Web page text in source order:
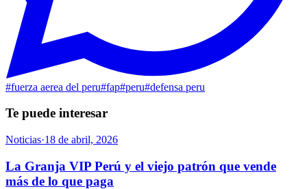
#fuerza aerea del peru#fap#peru#defensa peru
Te puede interesar
Noticias·18 de abril, 2026
La Granja VIP Perú y el viejo patrón que vende
más de lo que paga